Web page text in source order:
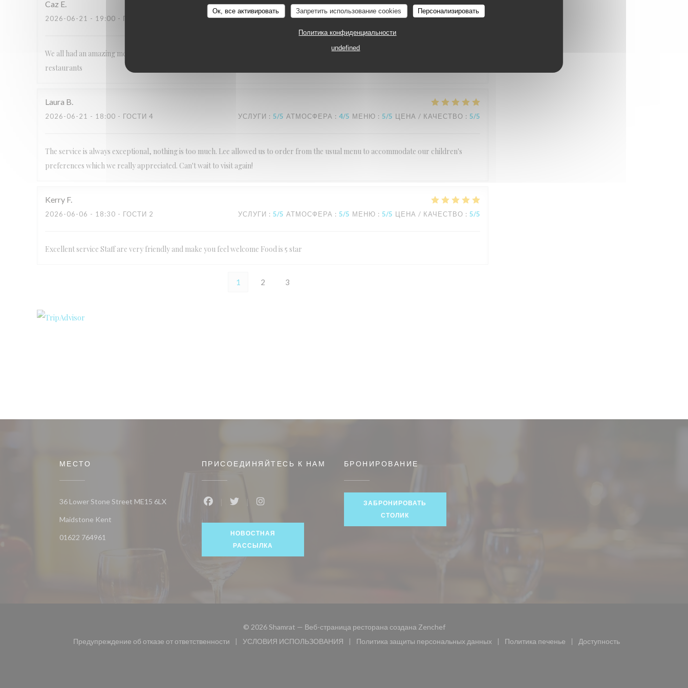
Ок, все активировать Запретить использование cookies Персонализировать
Политика конфиденциальности
undefined
Caz E
2026-06-21 - 19:00 - ГОСТИ 6 УСЛУГИ: 5/5 АТМОСФЕРА: 5/5 МЕНЮ: 5/5 ЦЕНА / КАЧЕСТВО: 5/5
We all had an amazing meal as always, staff are so friendly kind and make you very welcome Food was superb One of our favourite
restaurants
Laura B
2026-06-21 - 18:00 - ГОСТИ 4 УСЛУГИ : 5/5 АТМОСФЕРА : 4/5 МЕНЮ : 5/5 ЦЕНА / КАЧЕСТВО : 5/5
The service is always exceptional, nothing is too much. Lee allowed us to order from the usual menu to accommodate our children's
preferences which we really appreciated. Can't wait to visit again!
Kerry F
2026-06-06 - 18:30 - ГОСТИ 2 УСЛУГИ : 5/5 АТМОСФЕРА : 5/5 МЕНЮ : 5/5 ЦЕНА / КАЧЕСТВО : 5/5
Excellent service Staff are very friendly and make you feel welcome Food is 5 star
1 2 3
МЕСТО
36 Lower Stone Street ME15 6LX
Maidstone Kent((открывается в новом окне))
01622 764961
ПРИСОЕДИНЯЙТЕСЬ К НАМ
Twitter ((открывается в новом окне))
Instagram ((открывается в новом окне))
НОВОСТНАЯ
РАССЫЛКА
БРОНИРОВАНИЕ
ЗАБРОНИРОВАТЬ
СТОЛИК
© 2026 Shamrat — Веб-страница ресторана создана Zenchef((открывается в новом окне))
Предупреждение об отказе от ответственности
((открывается в новом окне))
УСЛОВИЯ ИСПОЛЬЗОВАНИЯ
((открывается в новом окне))
Политика защиты персональных данных
((открывается в новом окне))
Политика печенье
((открывается в новом окне))
Доступность